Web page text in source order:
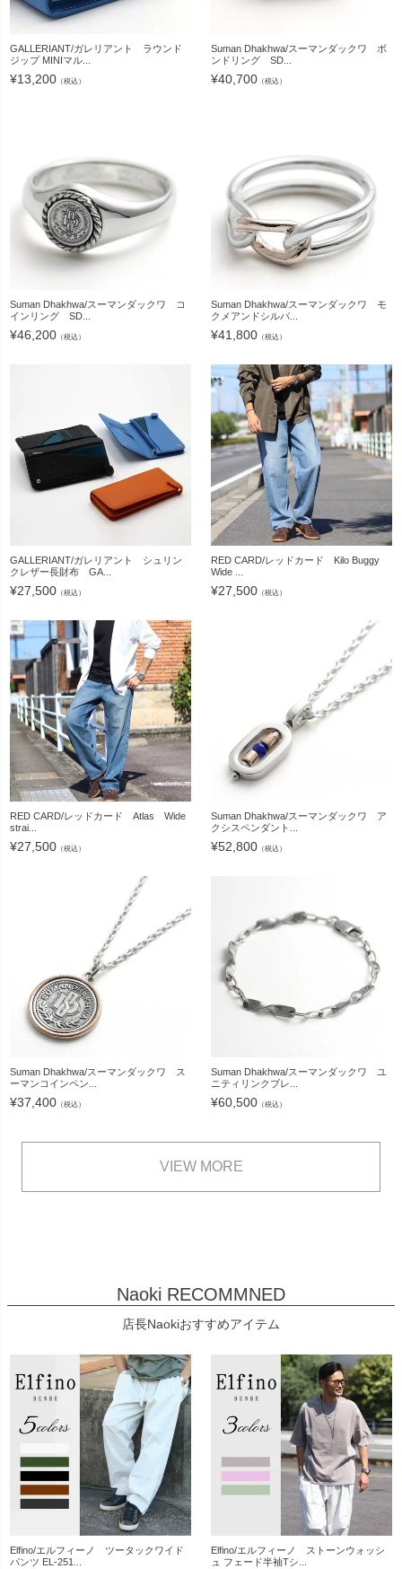
GALLERIANT/ガレリアント ラウンド
ジップ MINIマル...
¥13,200 （税込）
Suman Dhakhwa/スーマンダックワ ボ
ンドリング SD...
¥40,700 （税込）
Suman Dhakhwa/スーマンダックワ コ
インリング SD...
¥46,200 （税込）
Suman Dhakhwa/スーマンダックワ モ
クメアンドシルバ...
¥41,800 （税込）
GALLERIANT/ガレリアント シュリン
クレザー長財布 GA...
¥27,500 （税込）
RED CARD/レッドカード Kilo Buggy
Wide ...
¥27,500 （税込）
RED CARD/レッドカード Atlas Wide
strai...
¥27,500 （税込）
Suman Dhakhwa/スーマンダックワ ア
クシスペンダント...
¥52,800 （税込）
Suman Dhakhwa/スーマンダックワ ス
ーマンコインペン...
¥37,400 （税込）
Suman Dhakhwa/スーマンダックワ ユ
ニティリンクブレ...
¥60,500 （税込）
VIEW MORE
Naoki RECOMMNED
店長Naokiおすすめアイテム
Elfino/エルフィーノ ツータックワイド
パンツ EL-251...
Elfino/エルフィーノ ストーンウォッシ
ュ フェード半袖Tシ...